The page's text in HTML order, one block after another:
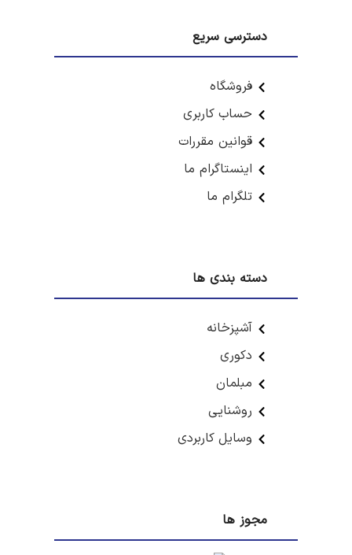
دسترسی سریع
فروشگاه
حساب کاربری
قوانین مقررات
اینستاگرام ما
تلگرام ما
دسته بندی ها
آشپزخانه
دکوری
مبلمان
روشنایی
وسایل کاربردی
مجوز ها